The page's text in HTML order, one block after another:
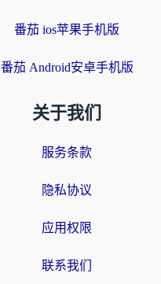
番茄 ios苹果手机版
番茄 Android安卓手机版
关于我们
服务条款
隐私协议
应用权限
联系我们